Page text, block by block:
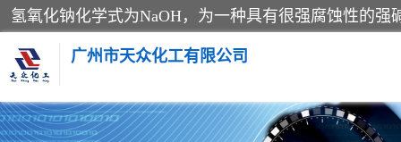
广州市天众化工有限公司